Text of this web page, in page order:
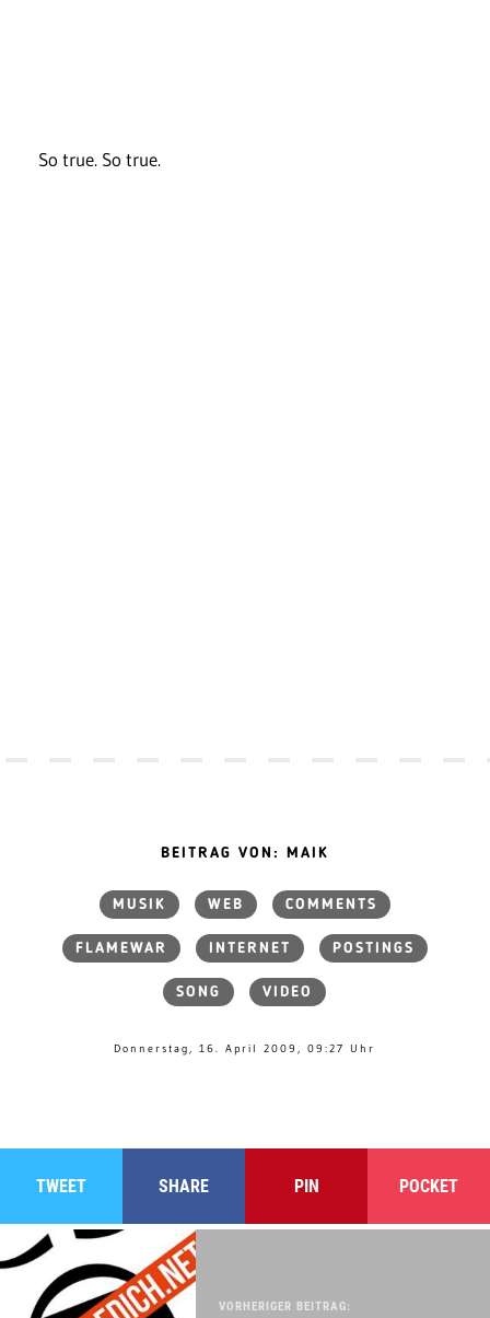
So true. So true.
BEITRAG VON: MAIK
MUSIK WEB COMMENTS
FLAMEWAR INTERNET POSTINGS
SONG VIDEO
Donnerstag, 16. April 2009, 09:27 Uhr
TWEET SHARE PIN POCKET
VORHERIGER BEITRAG: